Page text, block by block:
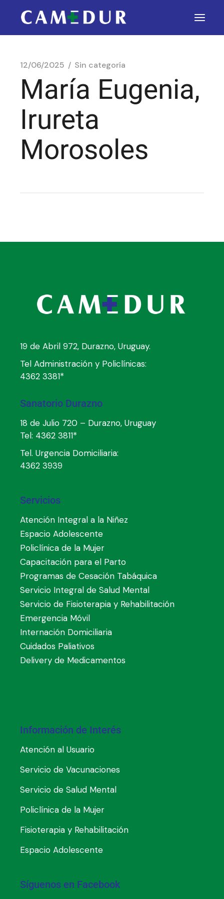
12/06/2025 Sin categoría
María Eugenia,
Irureta
Morosoles
19 de Abril 972, Durazno, Uruguay.
Tel Administración y Policlínicas:
4362 3381*
Sanatorio Durazno
18 de Julio 720 – Durazno, Uruguay
Tel: 4362 3811*
Tel. Urgencia Domiciliaria:
4362 3939
Servicios
Atención Integral a la Niñez
Espacio Adolescente
Policlínica de la Mujer
Capacitación para el Parto
Programas de Cesación Tabáquica
Servicio Integral de Salud Mental
Servicio de Fisioterapia y Rehabilitación
Emergencia Móvil
Internación Domiciliaria
Cuidados Paliativos
Delivery de Medicamentos
Información de Interés
Atención al Usuario
Servicio de Vacunaciones
Servicio de Salud Mental
Policlínica de la Mujer
Fisioterapia y Rehabilitación
Espacio Adolescente
Síguenos en Facebook